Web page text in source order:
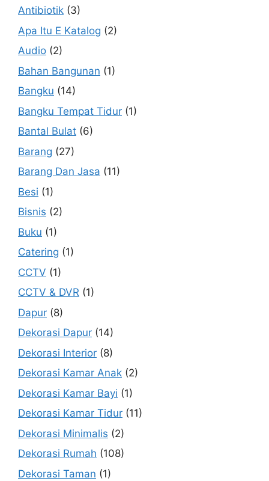
Antibiotik (3)
Apa Itu E Katalog (2)
Audio (2)
Bahan Bangunan (1)
Bangku (14)
Bangku Tempat Tidur (1)
Bantal Bulat (6)
Barang (27)
Barang Dan Jasa (11)
Besi (1)
Bisnis (2)
Buku (1)
Catering (1)
CCTV (1)
CCTV & DVR (1)
Dapur (8)
Dekorasi Dapur (14)
Dekorasi Interior (8)
Dekorasi Kamar Anak (2)
Dekorasi Kamar Bayi (1)
Dekorasi Kamar Tidur (11)
Dekorasi Minimalis (2)
Dekorasi Rumah (108)
Dekorasi Taman (1)